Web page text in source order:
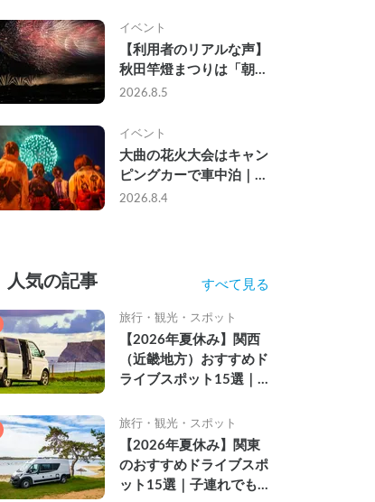
車中泊してきた
イベント
【利用者のリアルな声】
秋田竿燈まつりは「朝か
ら夜まで」の祭り。キャ
組の記録
2026.8.5
イベント
大曲の花火大会はキャン
ピングカーで車中泊｜宿
なし・渋滞なしで楽しむ
2026.8.4
人気の記事 すべて見る
旅行・観光・スポット
【2026年夏休み】関西
（近畿地方）おすすめド
ライブスポット15選｜
名所を紹介
旅行・観光・スポット
【2026年夏休み】関東
のおすすめドライブスポ
ット15選｜子連れでも